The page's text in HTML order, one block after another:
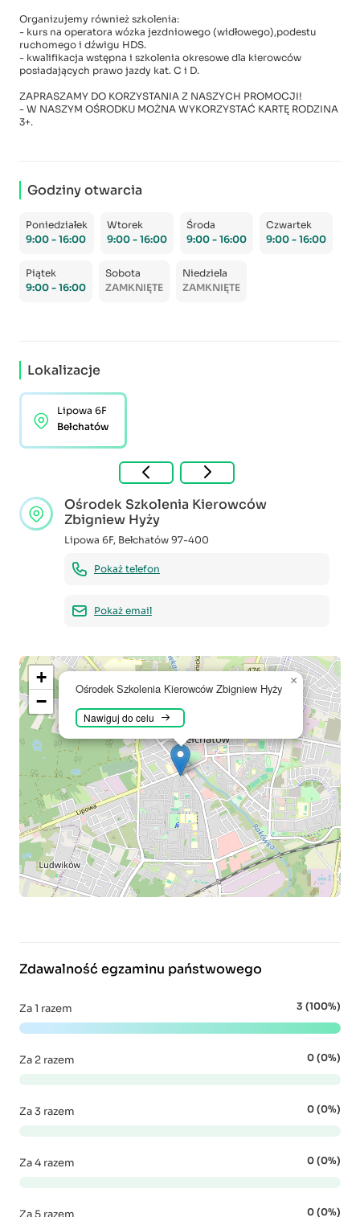
Organizujemy również szkolenia:
- kurs na operatora wózka jezdniowego (widłowego),podestu
ruchomego i dźwigu HDS.
- kwalifikacja wstępna i szkolenia okresowe dla kierowców
posiadających prawo jazdy kat. C i D.
ZAPRASZAMY DO KORZYSTANIA Z NASZYCH PROMOCJI!
- W NASZYM OŚRODKU MOŻNA WYKORZYSTAĆ KARTĘ RODZINA
3+.
Godziny otwarcia
Poniedziałek
9:00 - 16:00
Wtorek
9:00 - 16:00
Środa
9:00 - 16:00
Czwartek
9:00 - 16:00
Piątek
9:00 - 16:00
Sobota
ZAMKNIĘTE
Niedziela
ZAMKNIĘTE
Lokalizacje
Lipowa 6F
Bełchatów
Ośrodek Szkolenia Kierowców
Zbigniew Hyży
Lipowa 6F, Bełchatów 97-400
Pokaż telefon
Pokaż email
Ośrodek Szkolenia Kierowców Zbigniew Hyży
Nawiguj do celu
×
+
−
Zdawalność egzaminu państwowego
Za 1 razem 3 (100%)
Za 2 razem 0 (0%)
Za 3 razem 0 (0%)
Za 4 razem 0 (0%)
Za 5 razem 0 (0%)